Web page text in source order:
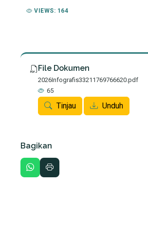
VIEWS: 164
File Dokumen
2026Infografis33211769766620.pdf
65
Tinjau Unduh
Bagikan